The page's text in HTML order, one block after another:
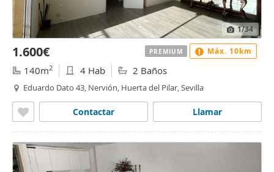
1/34
1.600€
140m2 4 Hab 2 Baños
Eduardo Dato 43, Nervión, Huerta del Pilar, Sevilla
Llamar
Contactar
PREMIUM Máx. 10km